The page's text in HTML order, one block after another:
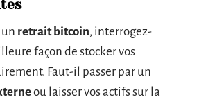
retrait bitcoin, interrogez-
façon de stocker vos
Faut-il passer par un
ou laisser vos actifs sur la